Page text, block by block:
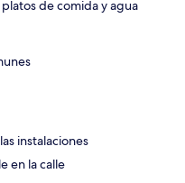
de comida y agua
instalaciones
en la calle